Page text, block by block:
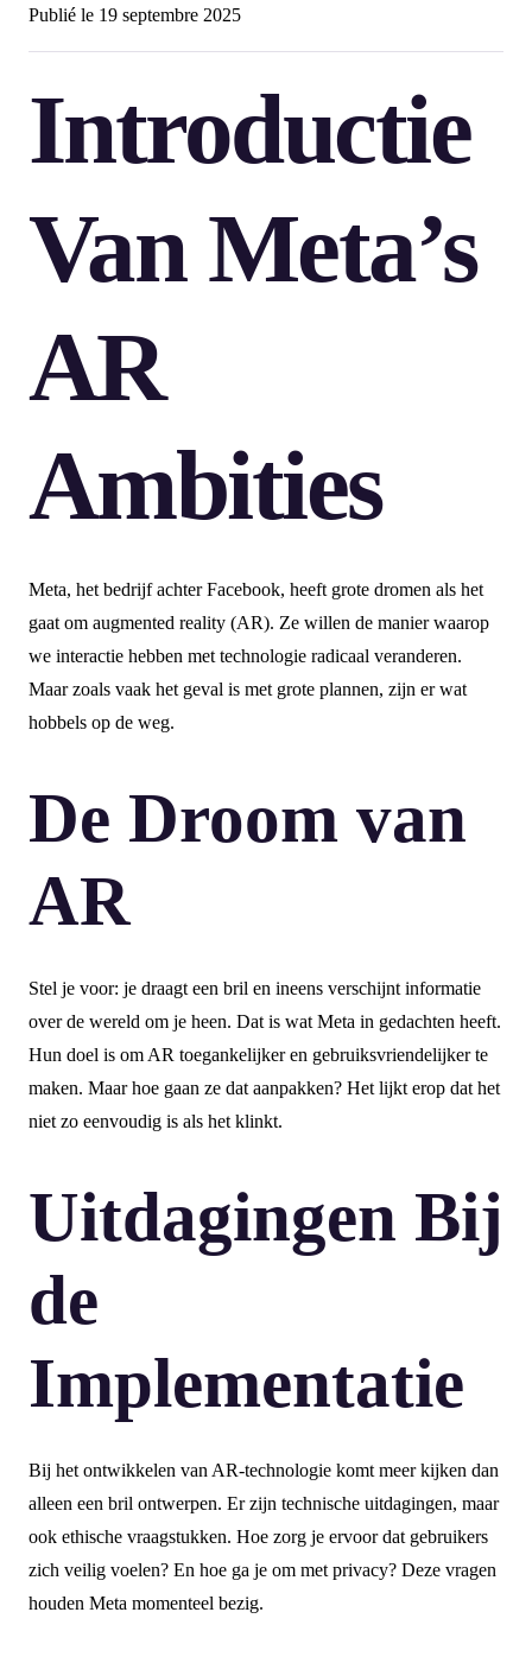
Publié le 19 septembre 2025
Introductie
Van Meta’s
AR
Ambities
Meta, het bedrijf achter Facebook, heeft grote dromen als het
gaat om augmented reality (AR). Ze willen de manier waarop
we interactie hebben met technologie radicaal veranderen.
Maar zoals vaak het geval is met grote plannen, zijn er wat
hobbels op de weg.
De Droom van
AR
Stel je voor: je draagt een bril en ineens verschijnt informatie
over de wereld om je heen. Dat is wat Meta in gedachten heeft.
Hun doel is om AR toegankelijker en gebruiksvriendelijker te
maken. Maar hoe gaan ze dat aanpakken? Het lijkt erop dat het
niet zo eenvoudig is als het klinkt.
Uitdagingen Bij
de
Implementatie
Bij het ontwikkelen van AR-technologie komt meer kijken dan
alleen een bril ontwerpen. Er zijn technische uitdagingen, maar
ook ethische vraagstukken. Hoe zorg je ervoor dat gebruikers
zich veilig voelen? En hoe ga je om met privacy? Deze vragen
houden Meta momenteel bezig.